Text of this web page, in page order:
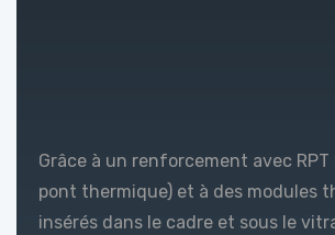
Grâce à un renforcement avec
pont thermique) et à des modules
insérés dans le cadre et sous le